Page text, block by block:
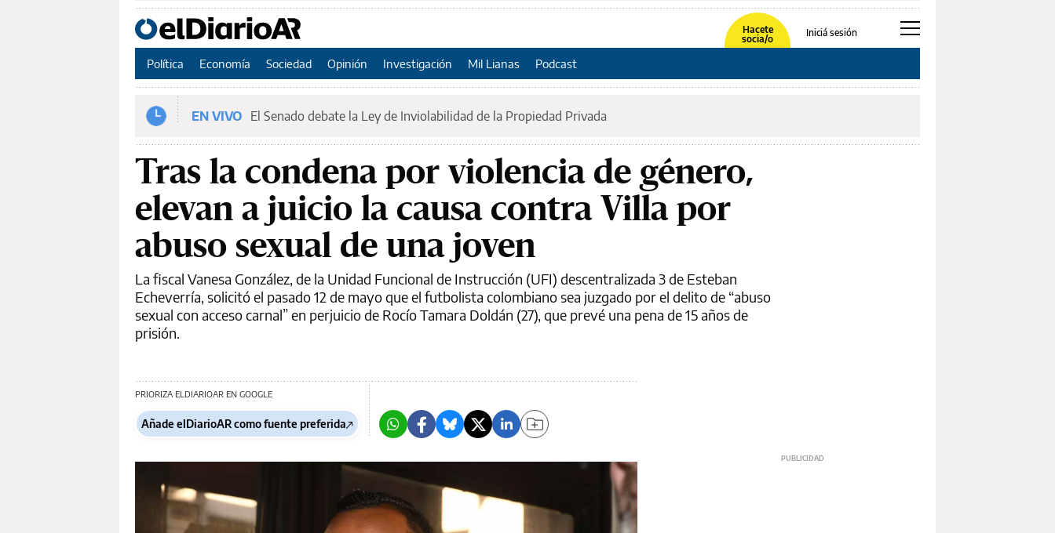
Hacete
socia/o
Iniciá sesión
Política Economía Sociedad Opinión Investigación Mil Lianas Podcast
EN VIVO El Senado debate la Ley de Inviolabilidad de la Propiedad Privada
Tras la condena por violencia de género,
elevan a juicio la causa contra Villa por
abuso sexual de una joven
La fiscal Vanesa González, de la Unidad Funcional de Instrucción (UFI) descentralizada 3 de Esteban
Echeverría, solicitó el pasado 12 de mayo que el futbolista colombiano sea juzgado por el delito de “abuso
sexual con acceso carnal” en perjuicio de Rocío Tamara Doldán (27), que prevé una pena de 15 años de
prisión.
PRIORIZA ELDIARIOAR EN GOOGLE
Añade elDiarioAR como fuente preferida